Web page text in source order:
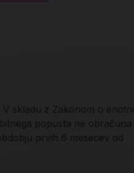
skladu z Zakonom o enotni
popusta ne obračuna
prvih 6 mesecev od